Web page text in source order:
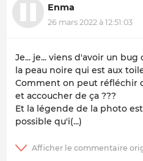
Enma
26 mars 2022 à 12:51:03
Je... je... viens d'avoir un
la peau noire qui est aux
Comment on peut réfléchir
et accoucher de ça ???
Et la légende de la photo
possible qu'i(...)